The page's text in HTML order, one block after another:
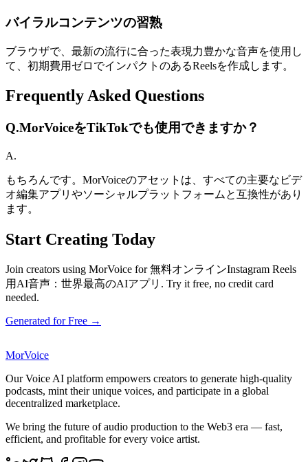
バイラルコンテンツの習熟
ブラウザで、最新の流行に合った表現力豊かな音声を使用し
て、初期費用ゼロでインパクトのあるReelsを作成します。
Frequently Asked Questions
Q.MorVoiceをTikTokでも使用できますか？
A.
もちろんです。MorVoiceのアセットは、すべての主要なビデ
オ編集アプリやソーシャルプラットフォームと互換性があり
ます。
Start Creating Today
Join creators using MorVoice for 無料オンラインInstagram Reels
用AI音声：世界最高のAIアプリ. Try it free, no credit card
needed.
Generated for Free →
MorVoice
Our Voice AI platform empowers creators to generate high-quality
podcasts, mint their unique voices, and participate in a global
decentralized marketplace.
We bring the future of audio production to the Web3 era — fast,
efficient, and profitable for every voice artist.